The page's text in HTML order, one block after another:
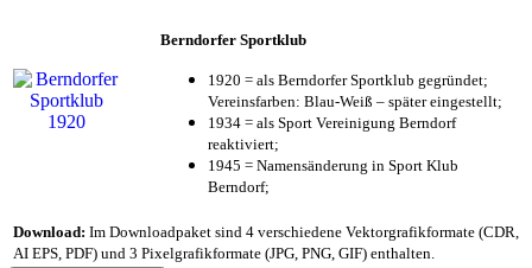
Berndorfer Sportklub
1920 = als Berndorfer Sportklub gegründet;
Vereinsfarben: Blau-Weiß – später eingestellt;
1934 = als Sport Vereinigung Berndorf
reaktiviert;
1945 = Namensänderung in Sport Klub
Berndorf;
Download: Im Downloadpaket sind 4 verschiedene Vektorgrafikformate (CDR,
AI EPS, PDF) und 3 Pixelgrafikformate (JPG, PNG, GIF) enthalten.